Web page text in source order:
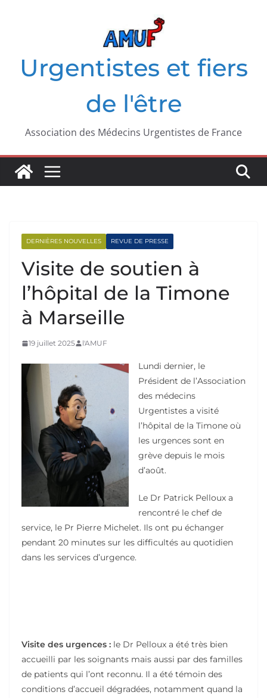
Urgentistes et fiers
de l'être
Association des Médecins Urgentistes de France
DERNIÈRES NOUVELLES REVUE DE PRESSE
Visite de soutien à
l’hôpital de la Timone
à Marseille
19 juillet 2025 l'AMUF
Lundi dernier, le
Président de l’Association
des médecins
Urgentistes a visité
l’hôpital de la Timone où
les urgences sont en
grève depuis le mois
d’août.
Le Dr Patrick Pelloux a
rencontré le chef de
service, le Pr Pierre Michelet. Ils ont pu échanger
pendant 20 minutes sur les difficultés au quotidien
dans les services d’urgence.
Visite des urgences : le Dr Pelloux a été très bien
accueilli par les soignants mais aussi par des familles
de patients qui l’ont reconnu. Il a été témoin des
conditions d’accueil dégradées, notamment quand la